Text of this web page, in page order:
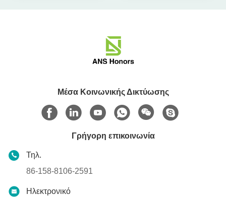
Μέσα Κοινωνικής Δικτύωσης
Γρήγορη επικοινωνία
Τηλ.
86-158-8106-2591
Ηλεκτρονικό